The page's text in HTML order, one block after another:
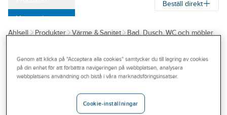
Varumärken
Kampanjer
Branscher
Beställ direkt
Ahlsell Produkter Värme & Sanitet
Bad, Dusch, WC och möbler
Reservdelar blandare
Reservdelar Gustavsberg termostatblandare
Stoppbitar,
Pipspärr.
Genom att klicka på "Acceptera alla cookies" samtycker du till lagring av cookies
på din enhet för att förbättra navigeringen på webbplatsen, analysera
webbplatsens användning och bistå i våra marknadsföringsinsatser.
Cookie-inställningar